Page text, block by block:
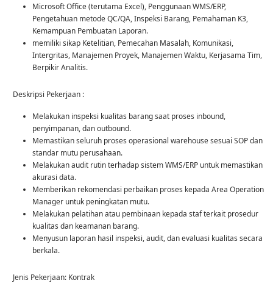
Microsoft Office (terutama Excel), Penggunaan WMS/ERP,
Pengetahuan metode QC/QA, Inspeksi Barang, Pemahaman K3,
Kemampuan Pembuatan Laporan.
memiliki sikap Ketelitian, Pemecahan Masalah, Komunikasi,
Intergritas, Manajemen Proyek, Manajemen Waktu, Kerjasama Tim,
Berpikir Analitis.
Deskripsi Pekerjaan :
Melakukan inspeksi kualitas barang saat proses inbound,
penyimpanan, dan outbound.
Memastikan seluruh proses operasional warehouse sesuai SOP dan
standar mutu perusahaan.
Melakukan audit rutin terhadap sistem WMS/ERP untuk memastikan
akurasi data.
Memberikan rekomendasi perbaikan proses kepada Area Operation
Manager untuk peningkatan mutu.
Melakukan pelatihan atau pembinaan kepada staf terkait prosedur
kualitas dan keamanan barang.
Menyusun laporan hasil inspeksi, audit, dan evaluasi kualitas secara
berkala.
Jenis Pekerjaan: Kontrak